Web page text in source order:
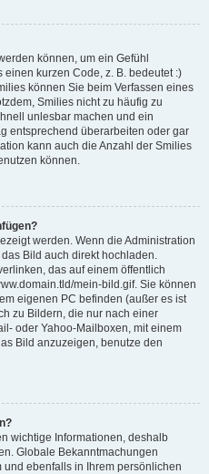
können, um ein Gefühl
kurzen Code, z. B. bedeutet :)
können Sie beim Verfassen eines
Smilies nicht zu häufig zu
unlesbar machen und ein
entsprechend überarbeiten oder gar
kann auch die Anzahl der Smilies
können.
werden. Wenn die Administration
Bild auch direkt hochladen.
das auf einem öffentlich
mein-bild.gif. Sie können
eigenen PC befinden (außer es ist
zu Bildern, die nur nach einer
oder Yahoo-Mailboxen, mit einem
Bild anzuzeigen, benutze den
wichtige Informationen, deshalb
Globale Bekanntmachungen
ebenfalls in Ihrem persönlichen